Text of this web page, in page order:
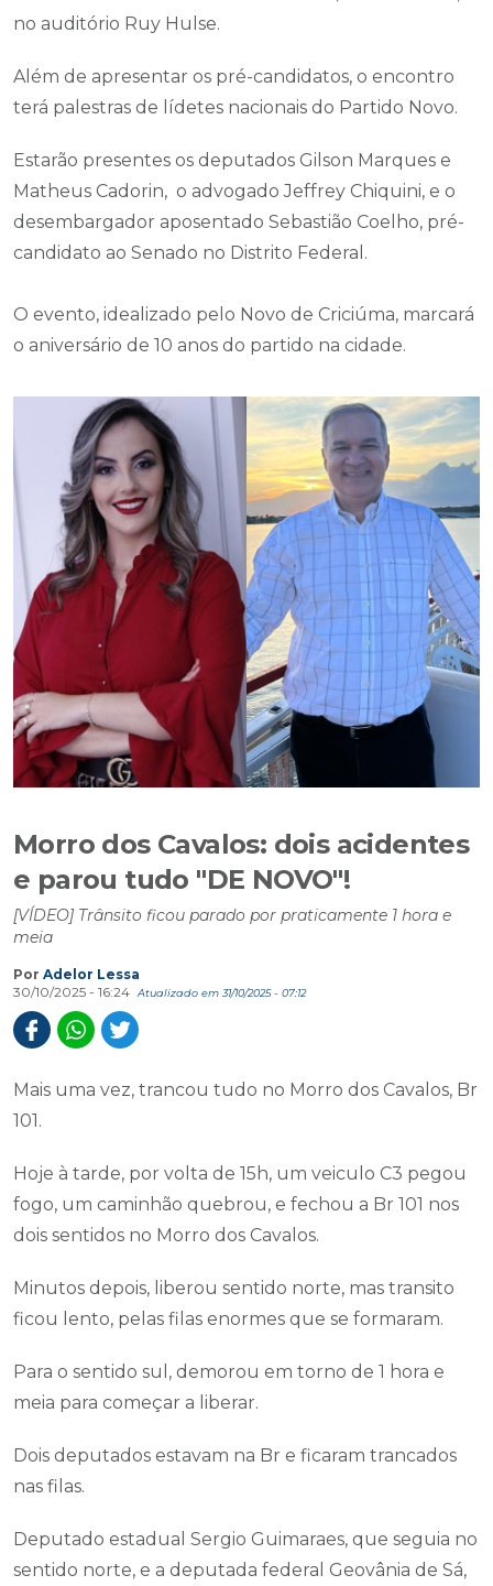
no auditório Ruy Hulse.
Além de apresentar os pré-candidatos, o encontro
terá palestras de lídetes nacionais do Partido Novo.
Estarão presentes os deputados Gilson Marques e
Matheus Cadorin, o advogado Jeffrey Chiquini, e o
desembargador aposentado Sebastião Coelho, pré-
candidato ao Senado no Distrito Federal.
O evento, idealizado pelo Novo de Criciúma, marcará
o aniversário de 10 anos do partido na cidade.
Morro dos Cavalos: dois acidentes
e parou tudo "DE NOVO"!
[VÍDEO] Trânsito ficou parado por praticamente 1 hora e
meia
Por Adelor Lessa
30/10/2025 - 16:24
Atualizado em 31/10/2025 - 07:12
Mais uma vez, trancou tudo no Morro dos Cavalos, Br
101.
Hoje à tarde, por volta de 15h, um veiculo C3 pegou
fogo, um caminhão quebrou, e fechou a Br 101 nos
dois sentidos no Morro dos Cavalos.
Minutos depois, liberou sentido norte, mas transito
ficou lento, pelas filas enormes que se formaram.
Para o sentido sul, demorou em torno de 1 hora e
meia para começar a liberar.
Dois deputados estavam na Br e ficaram trancados
nas filas.
Deputado estadual Sergio Guimaraes, que seguia no
sentido norte, e a deputada federal Geovânia de Sá,